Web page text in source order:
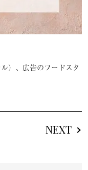
）、広告のフードスタ
NEXT